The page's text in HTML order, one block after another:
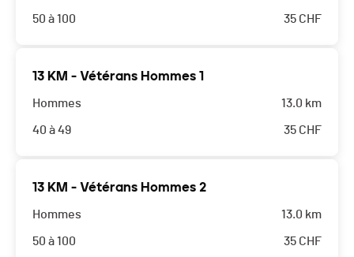
50 à 100 35 CHF
13 KM - Vétérans Hommes 1
Hommes
40 à 49
13.0 km
35 CHF
13 KM - Vétérans Hommes 2
Hommes
50 à 100
13.0 km
35 CHF